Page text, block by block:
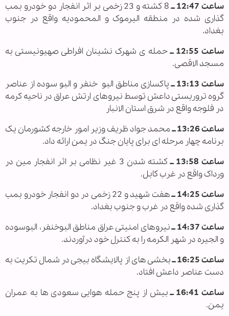
ساعت 12:47 ــ
8 کشته و 23 زخمی بر اثر انفجار دو خودرو بمب
گذاری شده در منطقه الیرموک و المحمودیه واقع در جنوب
بغداد.
ساعت 12:55 ــ
حمله ی شهرک نشینان افراطی صهیونیستی به
مسجد الاقصی.
ساعت 13:13 ــ
پاکسازی مناطق البو خنفر و البو سوده از عناصر
گروه تروریستی داعش توسط نیروهای ارتش عراق در ناحیه کرمه
در فلوجه واقع در شرق استان الانبار
ساعت 13:26 ــ
محمد جواد ظریف وزیر امور خارجه کشورمان یک
برنامه چهار مرحله ای برای پایان جنگ در یمن ارائه داد.
ساعت 13:58 ــ
کشته شدن 3 غیر نظامی بر اثر انفجار مین در
ورداک واقع در غرب کابل.
ساعت 14:25 ــ
هفت شهید و 22 زخمی در دو انفجار خودرو بمب
گذاری شده واقع در غرب و جنوب بغداد.
ساعت 14:37 ــ
نیروهای امنیتی عراق مناطق البوخنفر، البوسوده
و الجیره در شهر الکرمه را به کنترل خود درآوردند.
ساعت 16:25 ــ
بخشی های از پالایشگاه بیجی در شمال تکریت به
دست عناصر داعش افتاد.
ساعت 16:41 ــ
بیش از پنج حمله هوایی سعودی ها به عمران
یمن.